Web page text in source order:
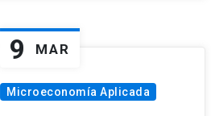
9 MAR
Microeconomía Aplicada